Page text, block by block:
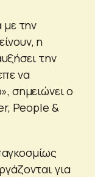
με την
η
την
να
σημειώνει ο
People &
για